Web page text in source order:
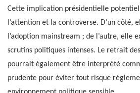
Cette implication présidentielle
l’attention et la controverse. D’un côté,
l’adoption mainstream ; de l’autre, elle
scrutins politiques intenses. Le retrait
pourrait également être interprété
prudente pour éviter tout risque